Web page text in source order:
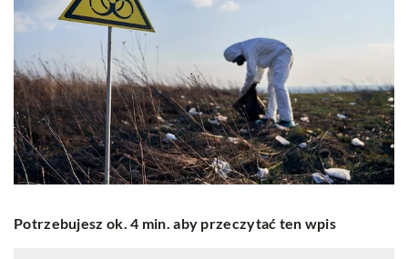
Potrzebujesz ok. 4 min. aby przeczytać ten wpis